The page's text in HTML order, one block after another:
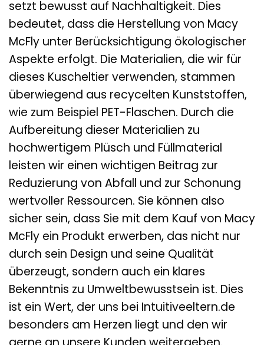
setzt bewusst auf Nachhaltigkeit. Dies
bedeutet, dass die Herstellung von Macy
McFly unter Berücksichtigung ökologischer
Aspekte erfolgt. Die Materialien, die wir für
dieses Kuscheltier verwenden, stammen
überwiegend aus recycelten Kunststoffen,
wie zum Beispiel PET-Flaschen. Durch die
Aufbereitung dieser Materialien zu
hochwertigem Plüsch und Füllmaterial
leisten wir einen wichtigen Beitrag zur
Reduzierung von Abfall und zur Schonung
wertvoller Ressourcen. Sie können also
sicher sein, dass Sie mit dem Kauf von Macy
McFly ein Produkt erwerben, das nicht nur
durch sein Design und seine Qualität
überzeugt, sondern auch ein klares
Bekenntnis zu Umweltbewusstsein ist. Dies
ist ein Wert, der uns bei Intuitiveeltern.de
besonders am Herzen liegt und den wir